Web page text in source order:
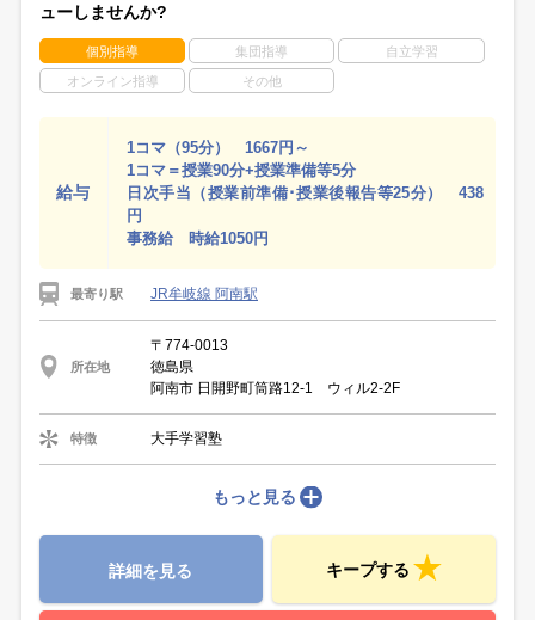
ューしませんか?
個別指導 集団指導 自立学習
オンライン指導 その他
給与
1コマ（95分） 1667円～
1コマ＝授業90分+授業準備等5分
日次手当（授業前準備･授業後報告等25分） 438
円
事務給 時給1050円
最寄り駅 JR牟岐線 阿南駅
所在地
〒774-0013
徳島県
阿南市 日開野町筒路12‐1 ウィル2‐2F
特徴 大手学習塾
もっと見る
詳細を見る キープする